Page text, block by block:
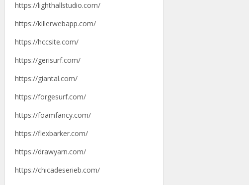
https://lighthallstudio.com/
https://killerwebapp.com/
https://hccsite.com/
https://gerisurf.com/
https://giantal.com/
https://forgesurf.com/
https://foamfancy.com/
https://flexbarker.com/
https://drawyarn.com/
https://chicadeserieb.com/